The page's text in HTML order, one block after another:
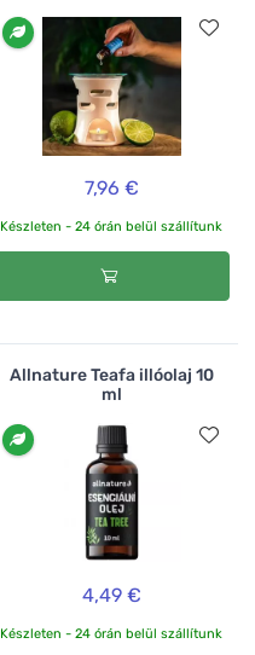
7,96 €
Készleten - 24 órán belül szállítunk
Allnature Teafa illóolaj 10
ml
4,49 €
Készleten - 24 órán belül szállítunk